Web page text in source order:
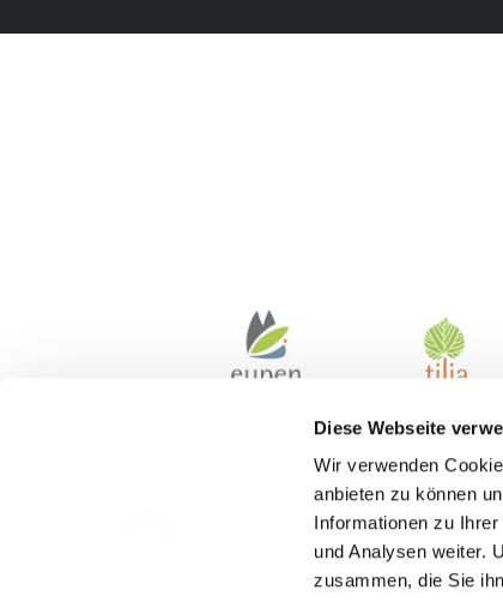
Diese Webseite
Wir verwenden
anbieten zu können
Informationen zu
und Analysen weiter.
zusammen, die Sie